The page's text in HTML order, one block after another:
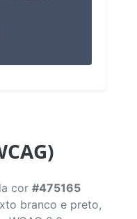
cor #475165
branco e preto,